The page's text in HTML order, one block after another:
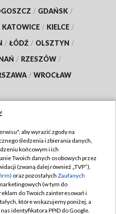
/ GDAŃSK /
KATOWICE / KIELCE /
/ ŁÓDŹ / OLSZTYN /
/ RZESZÓW /
/ WROCŁAW
TVP
TVP
prywatności
zgody
aby wyrazić zgody na
śledzenia i zbierania danych,
końcowym i ich
Twoich danych osobowych przez
(zwaną dalej również „TVP”),
oraz pozostałych Zaufanych
(w tym do
do Twoich zainteresowań i
które wskazujemy poniżej, a
identyfikatora PPID do Google.